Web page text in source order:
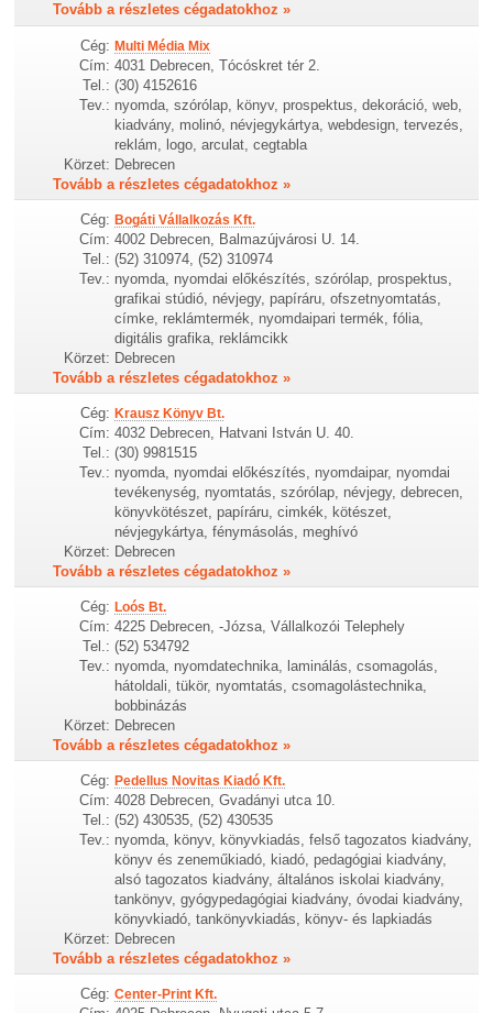
Tovább a részletes cégadatokhoz »
Cég: Multi Média Mix
Cím: 4031 Debrecen, Tócóskret tér 2.
Tel.: (30) 4152616
Tev.: nyomda, szórólap, könyv, prospektus, dekoráció, web,
kiadvány, molinó, névjegykártya, webdesign, tervezés,
reklám, logo, arculat, cegtabla
Körzet: Debrecen
Tovább a részletes cégadatokhoz »
Cég: Bogáti Vállalkozás Kft.
Cím: 4002 Debrecen, Balmazújvárosi U. 14.
Tel.: (52) 310974, (52) 310974
Tev.: nyomda, nyomdai előkészítés, szórólap, prospektus,
grafikai stúdió, névjegy, papíráru, ofszetnyomtatás,
címke, reklámtermék, nyomdaipari termék, fólia,
digitális grafika, reklámcikk
Körzet: Debrecen
Tovább a részletes cégadatokhoz »
Cég: Krausz Könyv Bt.
Cím: 4032 Debrecen, Hatvani István U. 40.
Tel.: (30) 9981515
Tev.: nyomda, nyomdai előkészítés, nyomdaipar, nyomdai
tevékenység, nyomtatás, szórólap, névjegy, debrecen,
könyvkötészet, papíráru, cimkék, kötészet,
névjegykártya, fénymásolás, meghívó
Körzet: Debrecen
Tovább a részletes cégadatokhoz »
Cég: Loós Bt.
Cím: 4225 Debrecen, -Józsa, Vállalkozói Telephely
Tel.: (52) 534792
Tev.: nyomda, nyomdatechnika, laminálás, csomagolás,
hátoldali, tükör, nyomtatás, csomagolástechnika,
bobbinázás
Körzet: Debrecen
Tovább a részletes cégadatokhoz »
Cég: Pedellus Novitas Kiadó Kft.
Cím: 4028 Debrecen, Gvadányi utca 10.
Tel.: (52) 430535, (52) 430535
Tev.: nyomda, könyv, könyvkiadás, felső tagozatos kiadvány,
könyv és zeneműkiadó, kiadó, pedagógiai kiadvány,
alsó tagozatos kiadvány, általános iskolai kiadvány,
tankönyv, gyógypedagógiai kiadvány, óvodai kiadvány,
könyvkiadó, tankönyvkiadás, könyv- és lapkiadás
Körzet: Debrecen
Tovább a részletes cégadatokhoz »
Cég: Center-Print Kft.